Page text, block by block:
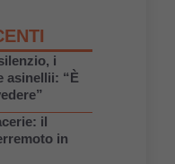
i
asinellii: “È
il
in